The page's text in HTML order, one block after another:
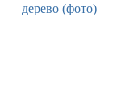
дерево (фото)